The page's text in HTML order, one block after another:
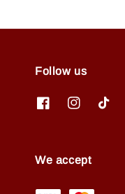
Follow us
We accept